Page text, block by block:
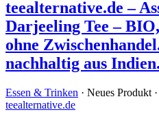
teealternative.de –
Darjeeling Tee –
ohne
nachhaltig aus Indien.
Essen & Trinken · Neues Produkt
teealternative.de